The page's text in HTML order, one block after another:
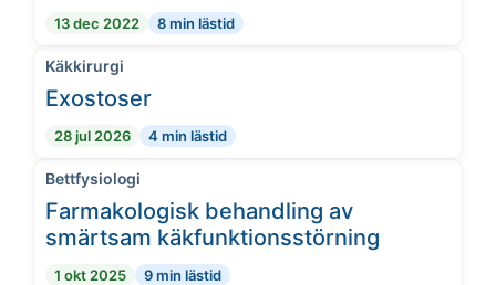
13 dec 2022 8 min lästid
Käkkirurgi
Exostoser
28 jul 2026 4 min lästid
Bettfysiologi
Farmakologisk behandling av
smärtsam käkfunktionsstörning
1 okt 2025 9 min lästid